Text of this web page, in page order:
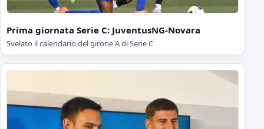
Prima giornata Serie C: JuventusNG-Novara
Svelato il calendario del girone A di Serie C